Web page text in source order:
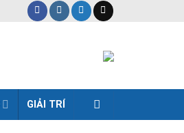
GIẢI TRÍ